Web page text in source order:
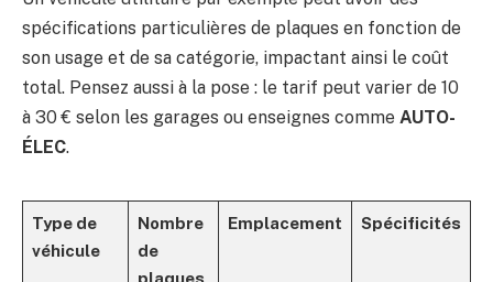
spécifications particulières de plaques en fonction de
son usage et de sa catégorie, impactant ainsi le coût
total. Pensez aussi à la pose : le tarif peut varier de 10
à 30 € selon les garages ou enseignes comme AUTO-
ÉLEC.
Type de
véhicule
Nombre
de
plaques
Emplacement Spécificités